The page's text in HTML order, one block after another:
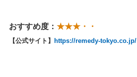
おすすめ度： ★★★・・
【公式サイト】 https://remedy-tokyo.co.jp/